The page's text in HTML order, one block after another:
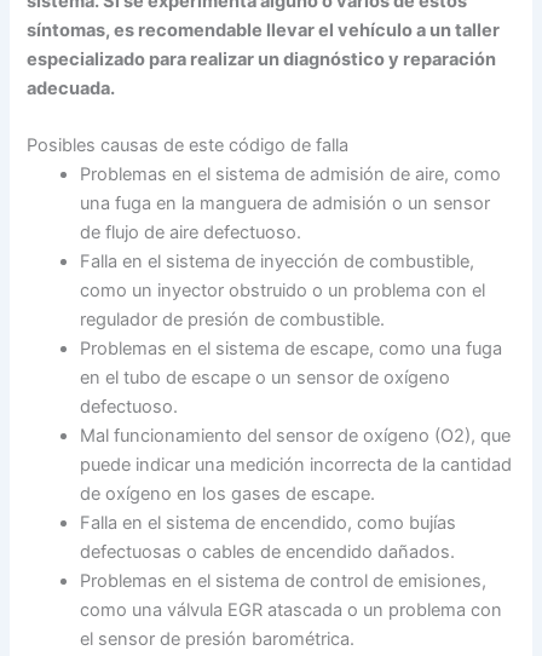
síntomas, es recomendable llevar el vehículo a un taller
especializado para realizar un diagnóstico y reparación
adecuada.
Posibles causas de este código de falla
Problemas en el sistema de admisión de aire, como
una fuga en la manguera de admisión o un sensor
de flujo de aire defectuoso.
Falla en el sistema de inyección de combustible,
como un inyector obstruido o un problema con el
regulador de presión de combustible.
Problemas en el sistema de escape, como una fuga
en el tubo de escape o un sensor de oxígeno
defectuoso.
Mal funcionamiento del sensor de oxígeno (O2), que
puede indicar una medición incorrecta de la cantidad
de oxígeno en los gases de escape.
Falla en el sistema de encendido, como bujías
defectuosas o cables de encendido dañados.
Problemas en el sistema de control de emisiones,
como una válvula EGR atascada o un problema con
el sensor de presión barométrica.